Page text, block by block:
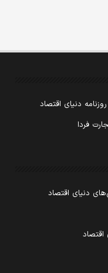
روزنامه دنیای اقتصاد
فردا
دنیای اقتصاد